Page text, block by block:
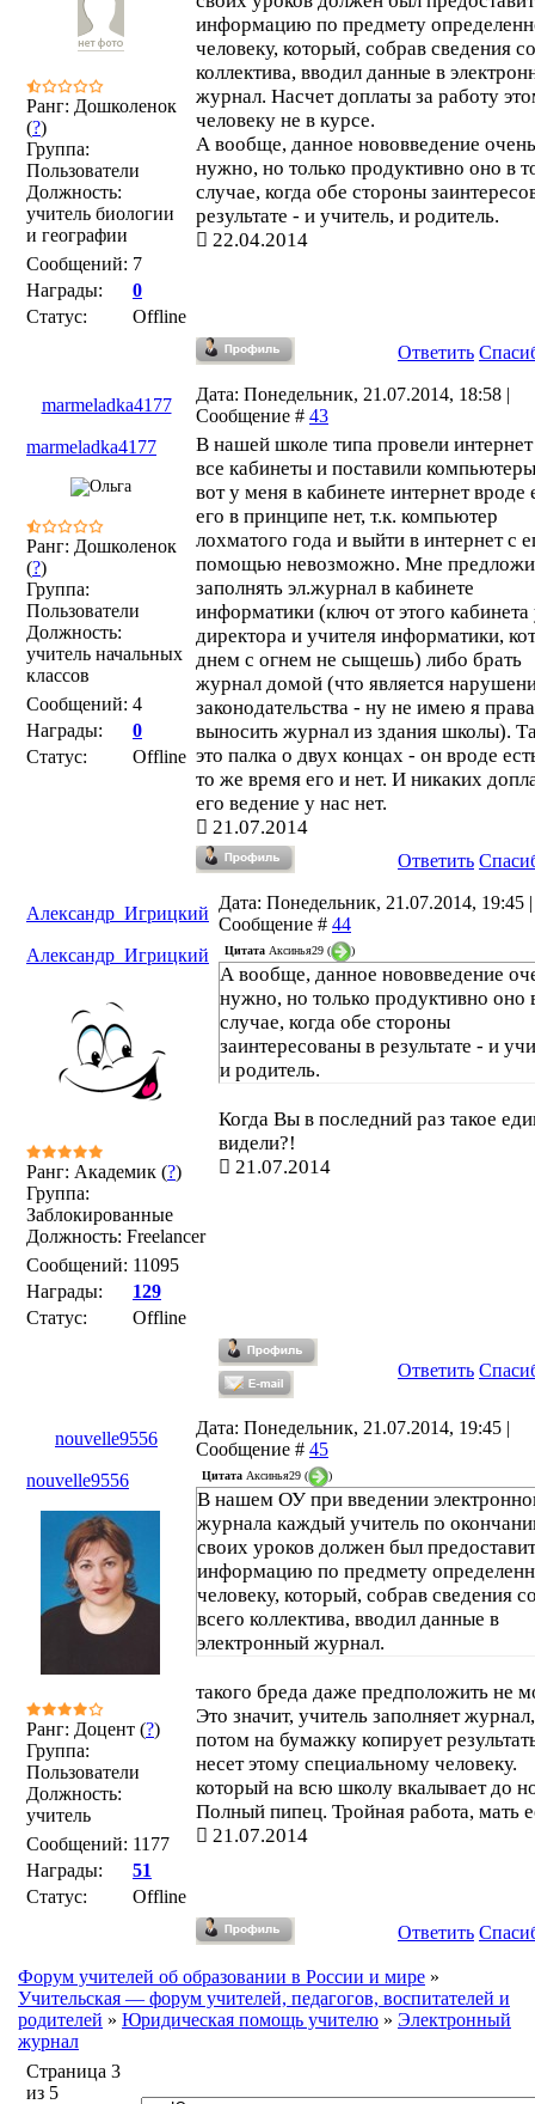
Ранг: Дошколенок
(?)
Группа:
Пользователи
Должность:
учитель биологии
и географии
Сообщений: 7
Награды:
0
Статус:
Offline
информацию по предмету
человеку, который, собрав сведения
коллектива, вводил данные в
журнал. Насчет доплаты за работу
человеку не в курсе.
А вообще, данное нововведение очень
нужно, но только продуктивно оно в
случае, когда обе стороны
результате - и учитель, и родитель.
22.04.2014
Ответить
marmeladka4177
Дата: Понедельник, 21.07.2014, 18:58 |
Сообщение # 43
marmeladka4177
Ранг: Дошколенок
(?)
Группа:
Пользователи
Должность:
учитель начальных
классов
Сообщений: 4
Награды:
0
Статус:
Offline
В нашей школе типа провели
все кабинеты и поставили
вот у меня в кабинете интернет вроде
его в принципе нет, т.к. компьютер
лохматого года и выйти в интернет с
помощью невозможно. Мне
заполнять эл.журнал в кабинете
информатики (ключ от этого кабинета
директора и учителя информатики,
днем с огнем не сыщешь) либо брать
журнал домой (что является
законодательства - ну не имею я права
выносить журнал из здания школы).
это палка о двух концах - он вроде
то же время его и нет. И никаких
его ведение у нас нет.
21.07.2014
Ответить
Александр_Игрицкий
Дата: Понедельник, 21.07.2014, 19:45 |
Сообщение # 44
Александр_Игрицкий
Ранг: Академик (?)
Группа:
Заблокированные
Должность: Freelancer
Сообщений: 11095
Награды:
129
Статус:
Offline
Цитата Аксинья29 ( )
А вообще, данное нововведение
нужно, но только продуктивно оно
случае, когда обе стороны
заинтересованы в результате - и
и родитель.
Когда Вы в последний раз такое
видели?!
21.07.2014
Ответить
nouvelle9556
Дата: Понедельник, 21.07.2014, 19:45 |
Сообщение # 45
nouvelle9556
Ранг: Доцент (?)
Группа:
Пользователи
Должность:
учитель
Сообщений: 1177
Награды:
51
Статус:
Offline
Цитата Аксинья29 ( )
В нашем ОУ при введении
журнала каждый учитель по
своих уроков должен был
информацию по предмету
человеку, который, собрав сведения
всего коллектива, вводил данные в
электронный журнал.
такого бреда даже предположить не
Это значит, учитель заполняет журнал,
потом на бумажку копирует
несет этому специальному человеку.
который на всю школу вкалывает до
Полный пипец. Тройная работа, мать
21.07.2014
Ответить
Форум учителей об образовании в России и мире »
Учительская — форум учителей, педагогов, воспитателей и
родителей » Юридическая помощь учителю » Электронный
журнал
Страница 3
из 5